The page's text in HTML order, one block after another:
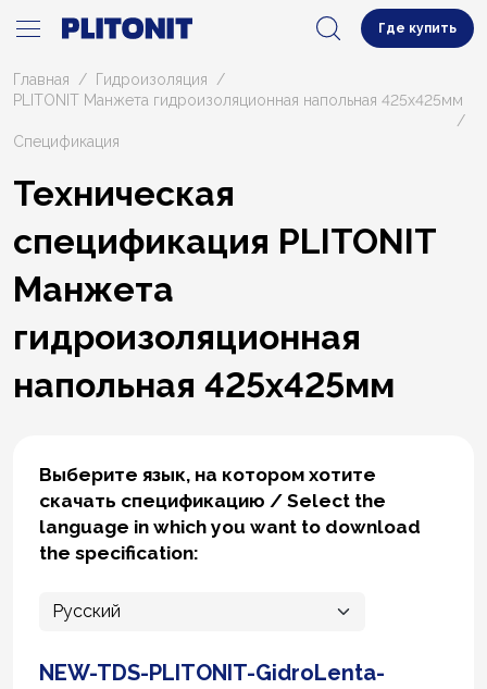
Где купить
Главная
Гидроизоляция
PLITONIT Манжета гидроизоляционная напольная 425х425мм
Cпецификация
Техническая
спецификация PLITONIT
Манжета
гидроизоляционная
напольная 425х425мм
Выберите язык, на котором хотите
скачать спецификацию / Select the
language in which you want to download
the specification:
NEW-TDS-PLITONIT-GidroLenta-